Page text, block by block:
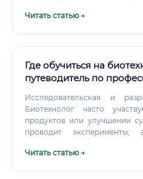
узком круге мест.
Читать статью →
Где обучиться на
путеводитель по
Исследовательская и
Биотехнолог часто
продуктов или улучшении
проводит эксперименты; анализирует полученные
оптимизирует технологические
Читать статью →